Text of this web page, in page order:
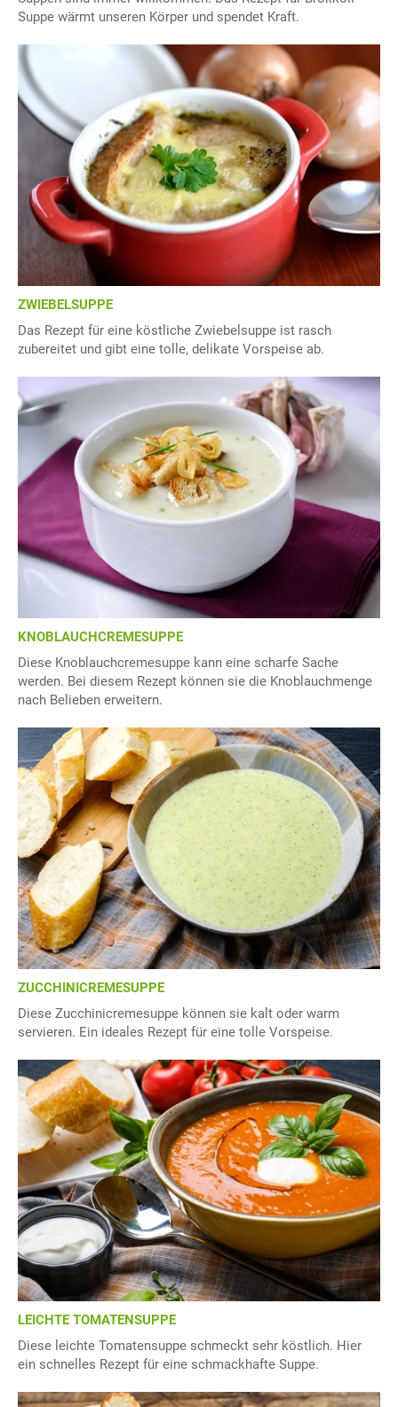
Suppe wärmt unseren Körper und spendet Kraft.
ZWIEBELSUPPE
Das Rezept für eine köstliche Zwiebelsuppe ist rasch
zubereitet und gibt eine tolle, delikate Vorspeise ab.
KNOBLAUCHCREMESUPPE
Diese Knoblauchcremesuppe kann eine scharfe Sache
werden. Bei diesem Rezept können sie die Knoblauchmenge
nach Belieben erweitern.
ZUCCHINICREMESUPPE
Diese Zucchinicremesuppe können sie kalt oder warm
servieren. Ein ideales Rezept für eine tolle Vorspeise.
LEICHTE TOMATENSUPPE
Diese leichte Tomatensuppe schmeckt sehr köstlich. Hier
ein schnelles Rezept für eine schmackhafte Suppe.